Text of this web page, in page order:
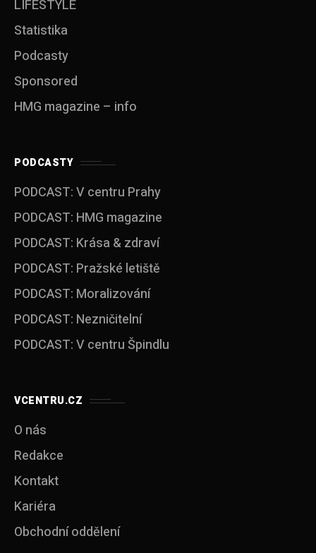
LIFESTYLE
Statistika
Podcasty
Sponsored
HMG magazine – info
PODCASTY
PODCAST: V centru Prahy
PODCAST: HMG magazine
PODCAST: Krása & zdraví
PODCAST: Pražské letiště
PODCAST: Moralizování
PODCAST: Nezničitelní
PODCAST: V centru Špindlu
VCENTRU.CZ
O nás
Redakce
Kontakt
Kariéra
Obchodní oddělení